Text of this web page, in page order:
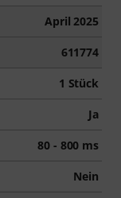
April 2025
611774
1 Stück
Ja
80 - 800 ms
Nein